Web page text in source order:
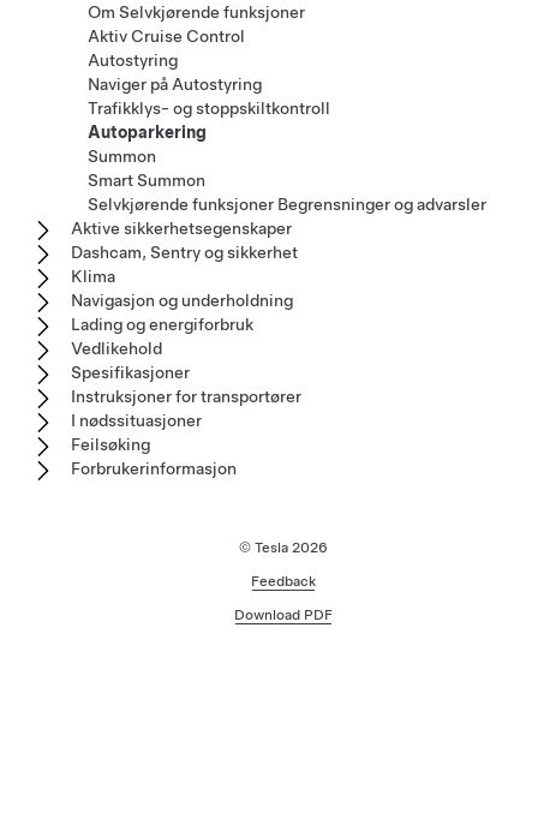
Om Selvkjørende funksjoner
Aktiv Cruise Control
Autostyring
Naviger på Autostyring
Trafikklys- og stoppskiltkontroll
Autoparkering
Summon
Smart Summon
Selvkjørende funksjoner Begrensninger og advarsler
Aktive sikkerhetsegenskaper
Dashcam, Sentry og sikkerhet
Klima
Navigasjon og underholdning
Lading og energiforbruk
Vedlikehold
Spesifikasjoner
Instruksjoner for transportører
I nødssituasjoner
Feilsøking
Forbrukerinformasjon
© Tesla 2026
Feedback
Download PDF